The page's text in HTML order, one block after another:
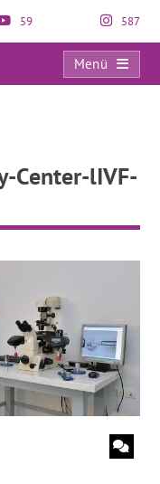
59 587
Menü
Mediterranean-Fertility-Center-lIVF-laboratory-670×285
Center-lIVF-